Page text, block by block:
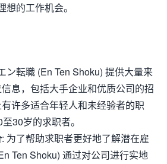
的工作机会。
ン転職 (En Ten Shoku) 提供大量来
息，包括大手企业和优质公司的招
许多适合年轻人和未经验者的职
30岁的求职者。
: 为了帮助求职者更好地了解潜在雇
Ten Shoku) 通过对公司进行实地